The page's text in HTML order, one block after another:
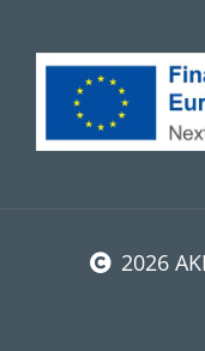
2026